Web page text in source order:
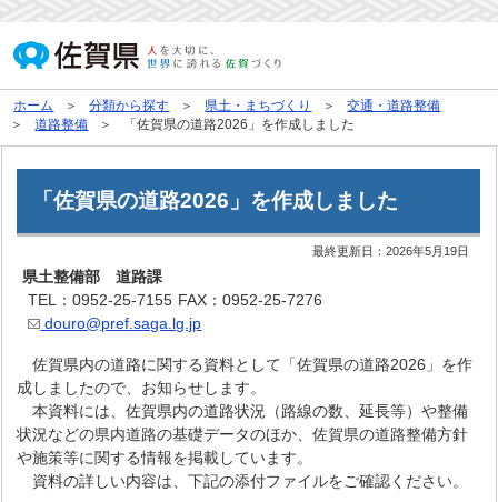
ホーム 分類から探す 県土・まちづくり
交通・道路整備
道路整備
「佐賀県の道路2026」を作成しました
「佐賀県の道路2026」を作成しました
最終更新日：2026年5月19日
県土整備部 道路課
TEL：0952-25-7155 FAX：0952-25-7276
douro@pref.saga.lg.jp
佐賀県内の道路に関する資料として「佐賀県の道路2026」を作
成しましたので、お知らせします。
本資料には、佐賀県内の道路状況（路線の数、延長等）や整備
状況などの県内道路の基礎データのほか、佐賀県の道路整備方針
や施策等に関する情報を掲載しています。
資料の詳しい内容は、下記の添付ファイルをご確認ください。